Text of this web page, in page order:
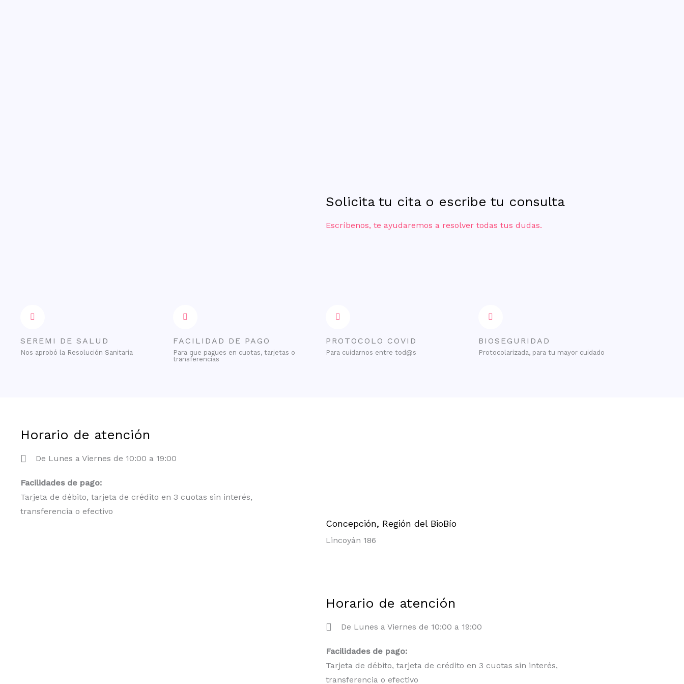
Solicita tu cita o escribe tu consulta
Escríbenos, te ayudaremos a resolver todas tus dudas.
SEREMI DE SALUD
Nos aprobó la Resolución Sanitaria
FACILIDAD DE PAGO
Para que pagues en cuotas, tarjetas o
transferencias
PROTOCOLO COVID
Para cuidarnos entre tod@s
BIOSEGURIDAD
Protocolarizada, para tu mayor cuidado
Horario de atención
De Lunes a Viernes de 10:00 a 19:00
Facilidades de pago:
Tarjeta de débito, tarjeta de crédito en 3 cuotas sin interés,
transferencia o efectivo
Concepción, Región del BioBío
Lincoyán 186
Horario de atención
De Lunes a Viernes de 10:00 a 19:00
Facilidades de pago:
Tarjeta de débito, tarjeta de crédito en 3 cuotas sin interés,
transferencia o efectivo